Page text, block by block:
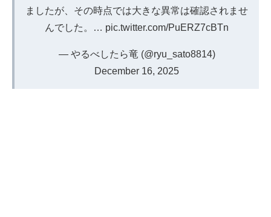
ましたが、その時点では大きな異常は確認されませ
んでした。… pic.twitter.com/PuERZ7cBTn
— やるべしたら竜 (@ryu_sato8814)
December 16, 2025